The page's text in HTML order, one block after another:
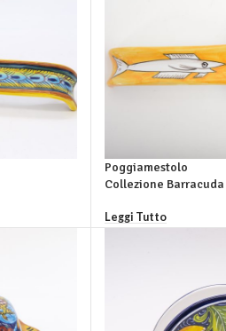
Poggiamestolo
Collezione Barracuda
Leggi Tutto